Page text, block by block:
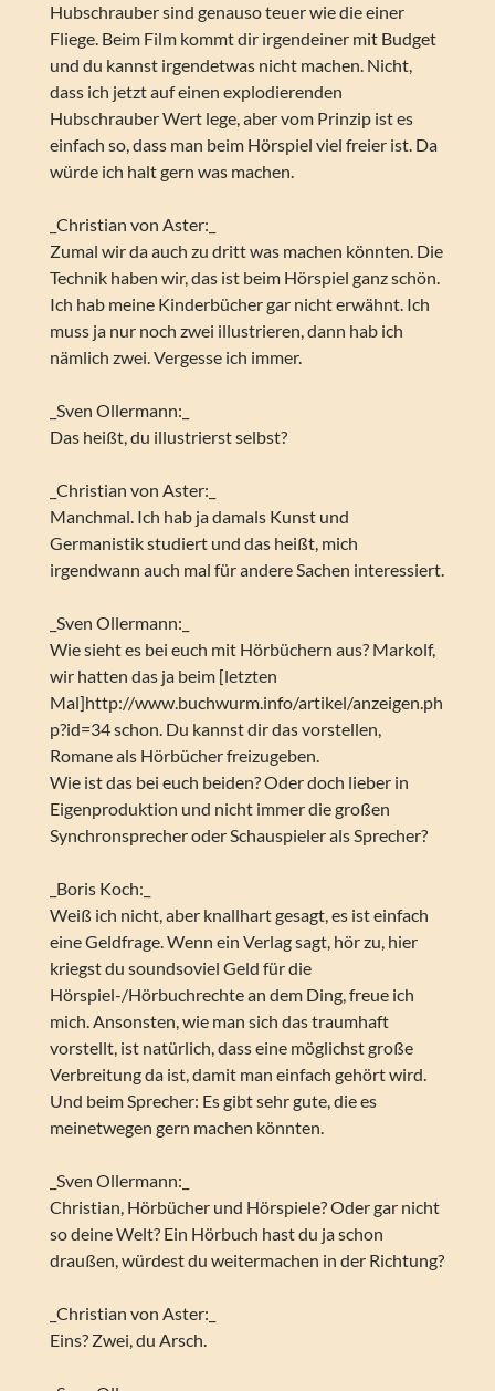
Hubschrauber sind genauso teuer wie die einer
Fliege. Beim Film kommt dir irgendeiner mit Budget
und du kannst irgendetwas nicht machen. Nicht,
dass ich jetzt auf einen explodierenden
Hubschrauber Wert lege, aber vom Prinzip ist es
einfach so, dass man beim Hörspiel viel freier ist. Da
würde ich halt gern was machen.
_Christian von Aster:_
Zumal wir da auch zu dritt was machen könnten. Die
Technik haben wir, das ist beim Hörspiel ganz schön.
Ich hab meine Kinderbücher gar nicht erwähnt. Ich
muss ja nur noch zwei illustrieren, dann hab ich
nämlich zwei. Vergesse ich immer.
_Sven Ollermann:_
Das heißt, du illustrierst selbst?
_Christian von Aster:_
Manchmal. Ich hab ja damals Kunst und
Germanistik studiert und das heißt, mich
irgendwann auch mal für andere Sachen interessiert.
_Sven Ollermann:_
Wie sieht es bei euch mit Hörbüchern aus? Markolf,
wir hatten das ja beim [letzten
Mal]http://www.buchwurm.info/artikel/anzeigen.ph
p?id=34 schon. Du kannst dir das vorstellen,
Romane als Hörbücher freizugeben.
Wie ist das bei euch beiden? Oder doch lieber in
Eigenproduktion und nicht immer die großen
Synchronsprecher oder Schauspieler als Sprecher?
_Boris Koch:_
Weiß ich nicht, aber knallhart gesagt, es ist einfach
eine Geldfrage. Wenn ein Verlag sagt, hör zu, hier
kriegst du soundsoviel Geld für die
Hörspiel-/Hörbuchrechte an dem Ding, freue ich
mich. Ansonsten, wie man sich das traumhaft
vorstellt, ist natürlich, dass eine möglichst große
Verbreitung da ist, damit man einfach gehört wird.
Und beim Sprecher: Es gibt sehr gute, die es
meinetwegen gern machen könnten.
_Sven Ollermann:_
Christian, Hörbücher und Hörspiele? Oder gar nicht
so deine Welt? Ein Hörbuch hast du ja schon
draußen, würdest du weitermachen in der Richtung?
_Christian von Aster:_
Eins? Zwei, du Arsch.